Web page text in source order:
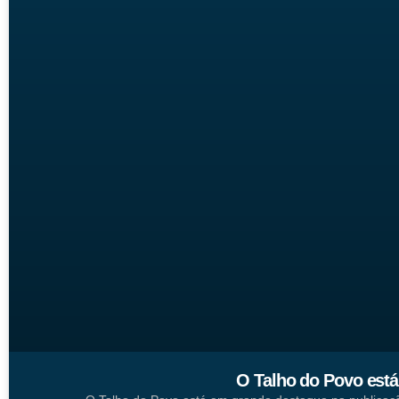
O Talho do Povo